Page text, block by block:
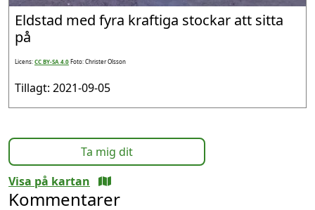
Eldstad med fyra kraftiga stockar att sitta
på
Licens:CC BY-SA 4.0Foto: Christer Olsson
Tillagt: 2021-09-05
Ta mig dit
Visa på kartan
Kommentarer